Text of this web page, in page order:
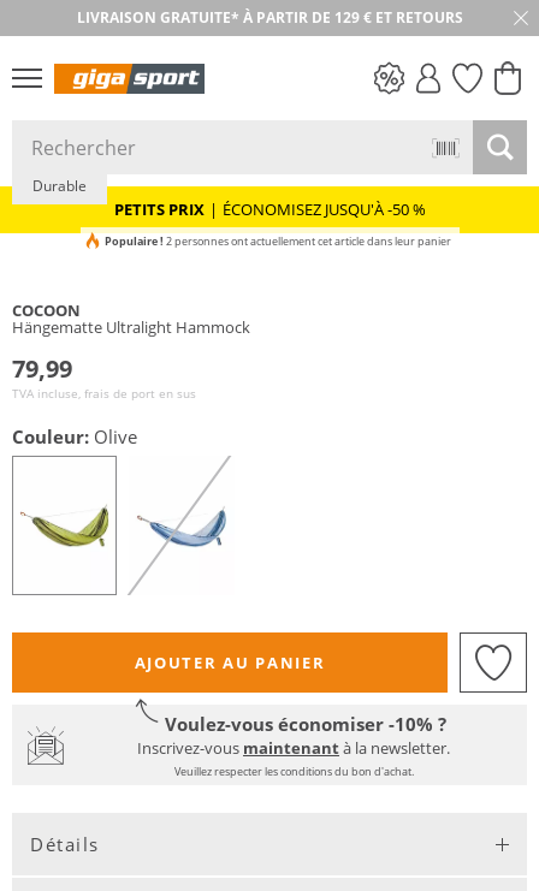
LIVRAISON GRATUITE* À PARTIR DE 129 € ET RETOURS
RETOUR SOUS 30 JOURS
PETITS PRIX
PETITS PRIX | ÉCONOMISEZ JUSQU'À -50 %
Durable
Populaire ! 2 personnes ont actuellement cet article dans leur panier
COCOON
Hängematte Ultralight Hammock
79,99
TVA incluse, frais de port en sus
Couleur: Olive
AJOUTER AU PANIER
Voulez-vous économiser -10% ?
Inscrivez-vous maintenantà la newsletter.
Veuillez respecter les conditions du bon d'achat.
Détails